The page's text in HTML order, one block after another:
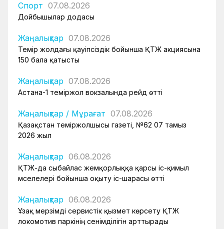
Спорт 07.08.2026
Дойбышылар додасы
Жаңалықтар 07.08.2026
Темір жолдағы қауіпсіздік бойынша ҚТЖ акциясына
150 бала қатысты
Жаңалықтар 07.08.2026
Астана-1 теміржол вокзалында рейд өтті
Жаңалықтар / Мұрағат 07.08.2026
Қазақстан теміржолшысы газеті, №62 07 тамыз
2026 жыл
Жаңалықтар 06.08.2026
ҚТЖ-да сыбайлас жемқорлыққа қарсы іс-қимыл
мәселелері бойынша оқыту іс-шарасы өтті
Жаңалықтар 06.08.2026
Ұзақ мерзімді сервистік қызмет көрсету ҚТЖ
локомотив паркінің сенімділігін арттырады